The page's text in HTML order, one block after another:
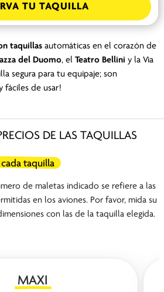
TU TAQUILLA
taquillas automáticas en el corazón de
del Duomo, el Teatro Bellini y la Via
segura para tu equipaje; son
fáciles de usar!
DE LAS TAQUILLAS
taquilla
de maletas indicado se refiere a las
en los aviones. Por favor, mida su
con las de la taquilla elegida.
MAXI